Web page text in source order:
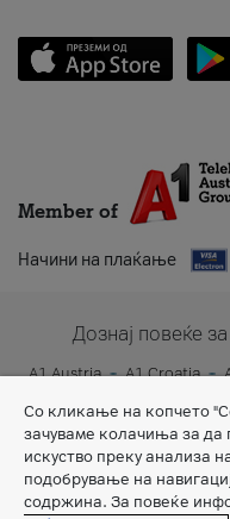
Member of
Начини на плаќање
Дознај повеќе
A1 Austria A1 Croatia
Со кликање на копчето
зачуваме колачиња за
искуство преку анализа
подобрување на
содржина. За повеќе